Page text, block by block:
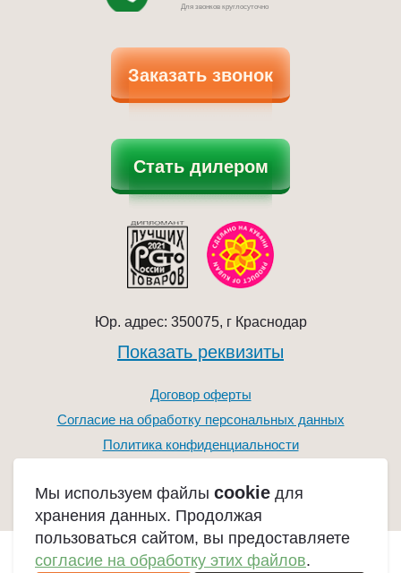
Для звонков круглосуточно
Заказать звонок
Стать дилером
Юр. адрес: 350075, г Краснодар
Показать реквизиты
Договор оферты
Согласие на обработку персональных данных
Политика конфиденциальности
Мы используем файлы cookie для
хранения данных. Продолжая
пользоваться сайтом, вы предоставляете
согласие на обработку этих файлов.